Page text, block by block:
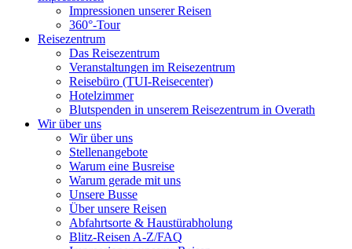
Impressionen unserer Reisen
360°-Tour
Reisezentrum
Das Reisezentrum
Veranstaltungen im Reisezentrum
Reisebüro (TUI-Reisecenter)
Hotelzimmer
Blutspenden in unserem Reisezentrum in Overath
Wir über uns
Wir über uns
Stellenangebote
Warum eine Busreise
Warum gerade mit uns
Unsere Busse
Über unsere Reisen
Abfahrtsorte & Haustürabholung
Blitz-Reisen A-Z/FAQ